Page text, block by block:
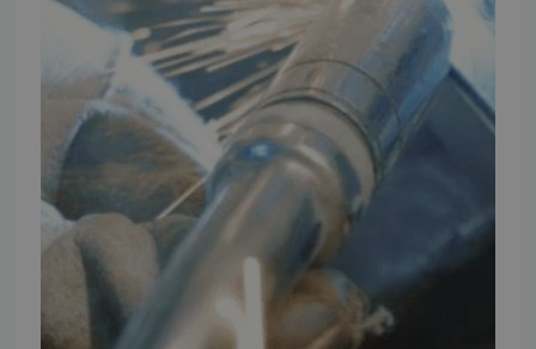
Fredag
09:00 - 15:30
Weekend
Lukket
FØLG TMP
Facebook
Youtube
Instagram